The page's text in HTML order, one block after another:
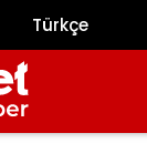
Türkçe